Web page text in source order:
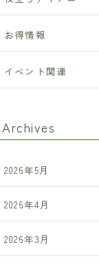
お得情報
イベント関連
Archives
2026年5月
2026年4月
2026年3月